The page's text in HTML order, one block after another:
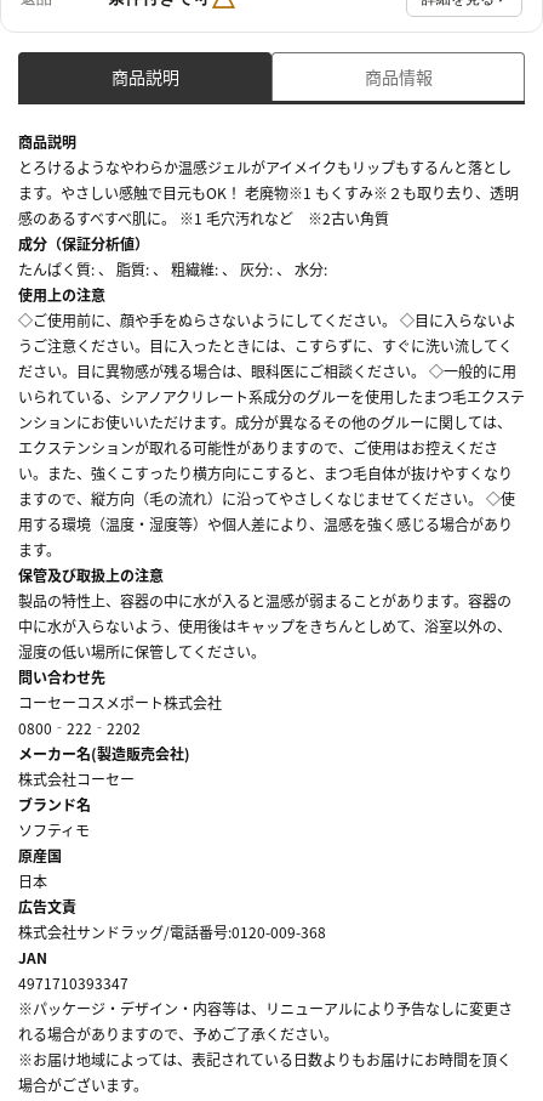
商品説明 商品情報
商品説明
とろけるようなやわらか温感ジェルがアイメイクもリップもするんと落とし
ます。やさしい感触で目元もOK！ 老廃物※1 もくすみ※２も取り去り、透明
感のあるすべすべ肌に。 ※1 毛穴汚れなど ※2古い角質
成分（保証分析値）
たんぱく質: 、 脂質: 、 粗繊維: 、 灰分: 、 水分:
使用上の注意
◇ご使用前に、顔や手をぬらさないようにしてください。 ◇目に入らないよ
うご注意ください。目に入ったときには、こすらずに、すぐに洗い流してく
ださい。目に異物感が残る場合は、眼科医にご相談ください。 ◇一般的に用
いられている、シアノアクリレート系成分のグルーを使用したまつ毛エクステ
ンションにお使いいただけます。成分が異なるその他のグルーに関しては、
エクステンションが取れる可能性がありますので、ご使用はお控えくださ
い。また、強くこすったり横方向にこすると、まつ毛自体が抜けやすくなり
ますので、縦方向（毛の流れ）に沿ってやさしくなじませてください。 ◇使
用する環境（温度・湿度等）や個人差により、温感を強く感じる場合があり
ます。
保管及び取扱上の注意
製品の特性上、容器の中に水が入ると温感が弱まることがあります。容器の
中に水が入らないよう、使用後はキャップをきちんとしめて、浴室以外の、
湿度の低い場所に保管してください。
問い合わせ先
コーセーコスメポート株式会社
0800‐222‐2202
メーカー名(製造販売会社)
株式会社コーセー
ブランド名
ソフティモ
原産国
日本
広告文責
株式会社サンドラッグ/電話番号:0120-009-368
JAN
4971710393347
※パッケージ・デザイン・内容等は、リニューアルにより予告なしに変更さ
れる場合がありますので、予めご了承ください。
※お届け地域によっては、表記されている日数よりもお届けにお時間を頂く
場合がございます。